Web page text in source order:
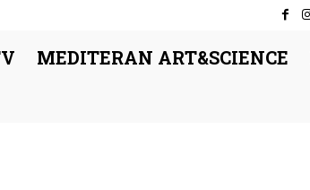
MEDITERAN ART&SCIENCE